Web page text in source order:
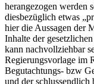
herangezogen werden
diesbezüglich etwas
hier die Aussagen der
Inhalte der
kann nachvollziehbar
Regierungsvorlage im
Begutachtungs- bzw
und der schlussendlich